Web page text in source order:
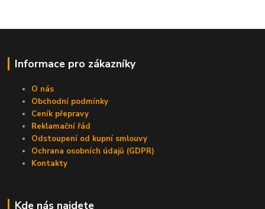
Informace pro zákazníky
O nás
Obchodní podmínky
Ceník přepravy
Reklamační řád
Odstoupení od kupní smlouvy
Ochrana osobních údajů (GDPR)
Kontakty
Kde nás najdete